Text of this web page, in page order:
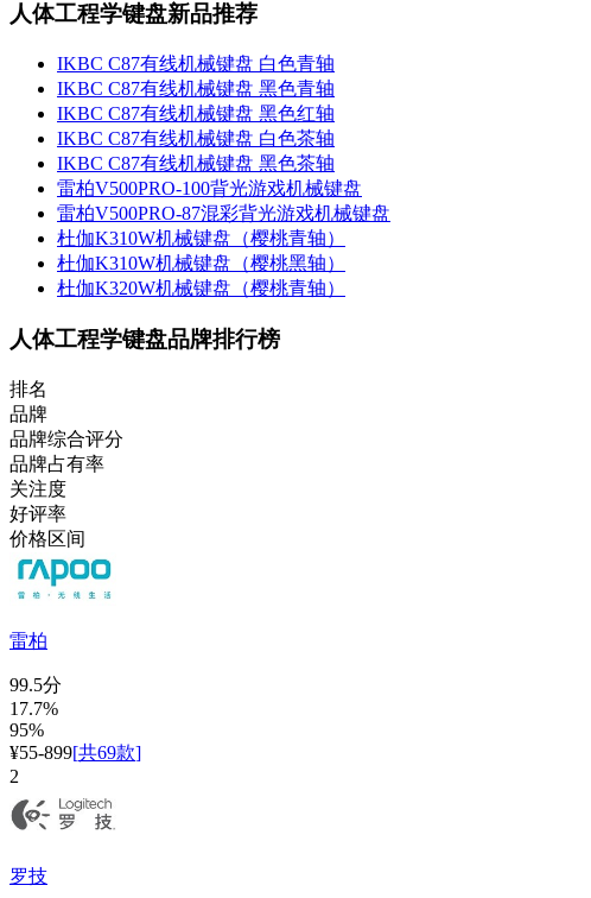
人体工程学键盘新品推荐
IKBC C87有线机械键盘 白色青轴
IKBC C87有线机械键盘 黑色青轴
IKBC C87有线机械键盘 黑色红轴
IKBC C87有线机械键盘 白色茶轴
IKBC C87有线机械键盘 黑色茶轴
雷柏V500PRO-100背光游戏机械键盘
雷柏V500PRO-87混彩背光游戏机械键盘
杜伽K310W机械键盘（樱桃青轴）
杜伽K310W机械键盘（樱桃黑轴）
杜伽K320W机械键盘（樱桃青轴）
人体工程学键盘品牌排行榜
排名
品牌
品牌综合评分
品牌占有率
关注度
好评率
价格区间
雷柏
99.5分
17.7%
95%
¥55-899[共69款]
2
罗技